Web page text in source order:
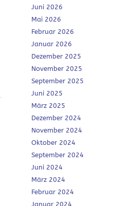
Juni 2026
Mai 2026
Februar 2026
Januar 2026
Dezember 2025
November 2025
September 2025
Juni 2025
März 2025
Dezember 2024
November 2024
Oktober 2024
September 2024
Juni 2024
März 2024
Februar 2024
Januar 2024